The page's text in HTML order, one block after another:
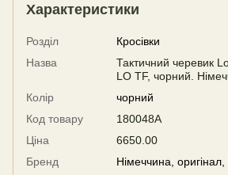
Характеристики
Розділ
Кросівки
Назва
Тактичний черевик
LO TF, чорний.
Колір
чорний
Код товару
180048A
Ціна
6650.00
Бренд
Німеччина,